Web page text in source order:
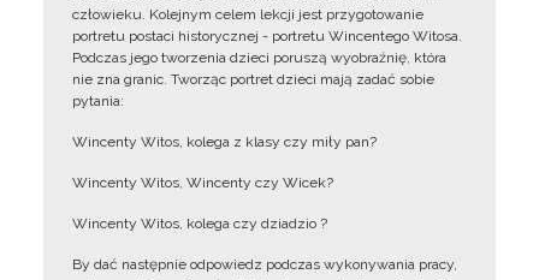
człowieku. Kolejnym celem lekcji jest przygotowanie
portretu postaci historycznej - portretu Wincentego Witosa.
Podczas jego tworzenia dzieci poruszą wyobraźnię, która
nie zna granic. Tworząc portret dzieci mają zadać sobie
pytania:
Wincenty Witos, kolega z klasy czy miły pan?
Wincenty Witos, Wincenty czy Wicek?
Wincenty Witos, kolega czy dziadzio ?
By dać następnie odpowiedz podczas wykonywania pracy,